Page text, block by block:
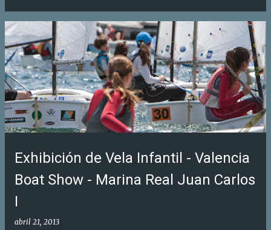
Exhibición de Vela Infantil - Valencia
Boat Show - Marina Real Juan Carlos
I
abril 21, 2013